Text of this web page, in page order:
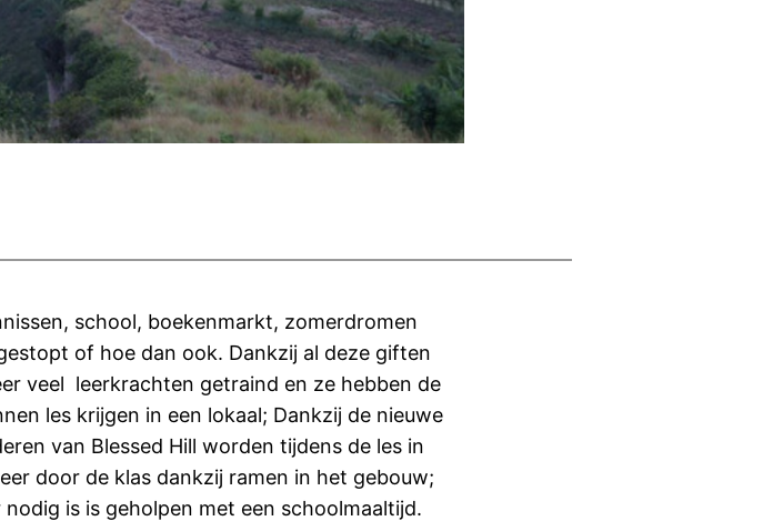
school, boekenmarkt, zomerdromen
of hoe dan ook. Dankzij al deze giften
veel leerkrachten getraind en ze hebben de
les krijgen in een lokaal; Dankzij de nieuwe
van Blessed Hill worden tijdens de les in
door de klas dankzij ramen in het gebouw;
is is geholpen met een schoolmaaltijd.